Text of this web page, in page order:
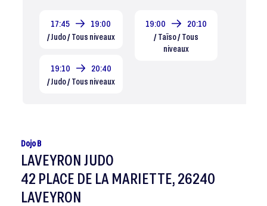
17:45
19:00
/ Judo / Tous niveaux
19:10
20:40
/ Judo / Tous niveaux
19:00
20:10
/ Taïso / Tous
niveaux
Dojo B
LAVEYRON JUDO
42 PLACE DE LA MARIETTE, 26240
LAVEYRON